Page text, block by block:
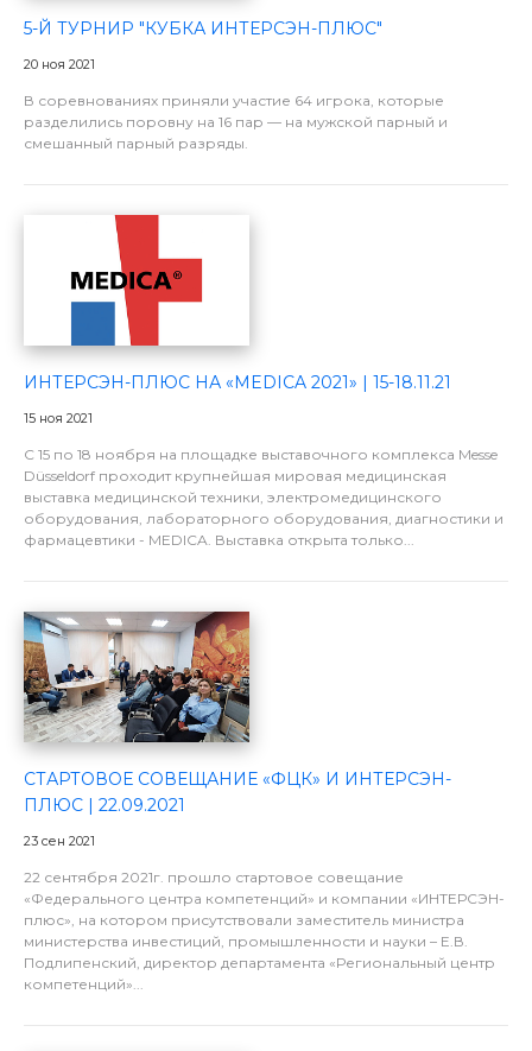
5-Й ТУРНИР "КУБКА ИНТЕРСЭН-ПЛЮС"
20 ноя 2021
В соревнованиях приняли участие 64 игрока, которые
разделились поровну на 16 пар — на мужской парный и
смешанный парный разряды.
ИНТЕРСЭН-ПЛЮС НА «MEDICA 2021» | 15-18.11.21
15 ноя 2021
С 15 по 18 ноября на площадке выставочного комплекса Messe
Düsseldorf проходит крупнейшая мировая медицинская
выставка медицинской техники, электромедицинского
оборудования, лабораторного оборудования, диагностики и
фармацевтики - MEDICA. Выставка открыта только...
СТАРТОВОЕ СОВЕЩАНИЕ «ФЦК» И ИНТЕРСЭН-
ПЛЮС | 22.09.2021
23 сен 2021
22 сентября 2021г. прошло стартовое совещание
«Федерального центра компетенций» и компании «ИНТЕРСЭН-
плюс», на котором присутствовали заместитель министра
министерства инвестиций, промышленности и науки – Е.В.
Подлипенский, директор департамента «Региональный центр
компетенций»...